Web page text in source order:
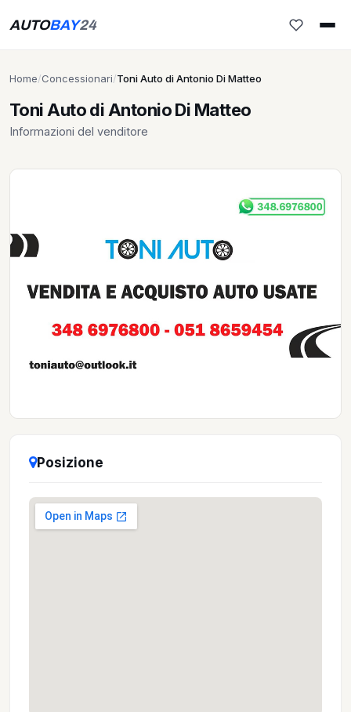
AUTOBAY24
Home/Concessionari/Toni Auto di Antonio Di Matteo
Toni Auto di Antonio Di Matteo
Informazioni del venditore
Posizione